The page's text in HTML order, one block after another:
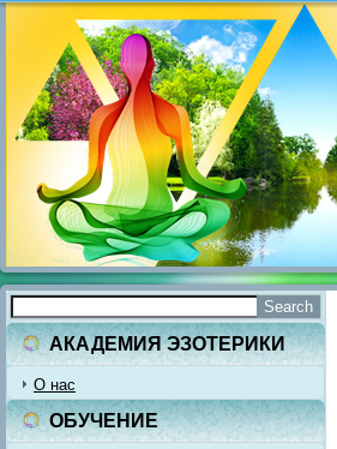
АКАДЕМИЯ ЭЗОТЕРИКИ
О нас
ОБУЧЕНИЕ